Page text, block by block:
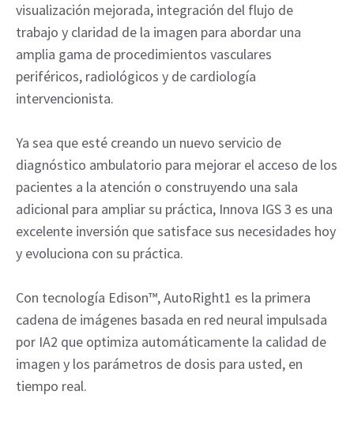
visualización mejorada, integración del flujo de
trabajo y claridad de la imagen para abordar una
amplia gama de procedimientos vasculares
periféricos, radiológicos y de cardiología
intervencionista.
Ya sea que esté creando un nuevo servicio de
diagnóstico ambulatorio para mejorar el acceso de los
pacientes a la atención o construyendo una sala
adicional para ampliar su práctica, Innova IGS 3 es una
excelente inversión que satisface sus necesidades hoy
y evoluciona con su práctica.
Con tecnología Edison™, AutoRight1 es la primera
cadena de imágenes basada en red neural impulsada
por IA2 que optimiza automáticamente la calidad de
imagen y los parámetros de dosis para usted, en
tiempo real.